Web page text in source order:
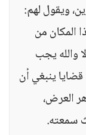
ويقول لهم:
المكان من
والله يجب
ينبغي أن
العرض،
سمعته.